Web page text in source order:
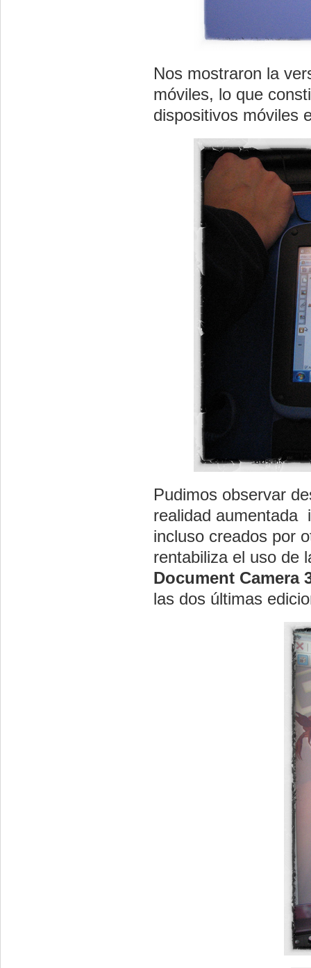
Nos mostraron la
móviles, lo que
dispositivos móviles
Pudimos observar
realidad aumentada
incluso creados por
rentabiliza el uso de
Document Camera
las dos últimas